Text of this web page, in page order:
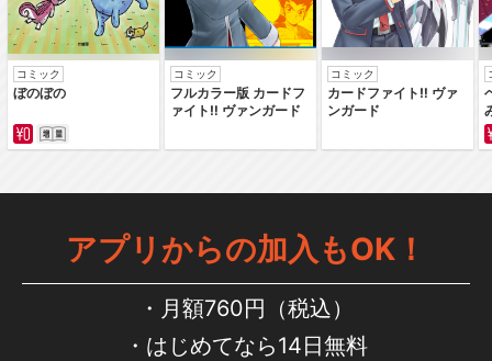
コミック
ぼのぼの
コミック
フルカラー版 カードフ
ァイト‼ ヴァンガード
コミック
カードファイト‼ ヴァ
ンガード
アプリからの加入もOK！
月額760円（税込）
はじめてなら14日無料